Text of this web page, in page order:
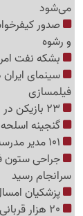
می‌شود
و رشوه
بشکه نفت امروز با 84
فیلمسازی
گنجینه
جراحی ستون
سرانجام رسید
پزشکیان